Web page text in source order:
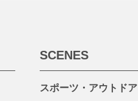
SCENES
スポーツ・アウトドア